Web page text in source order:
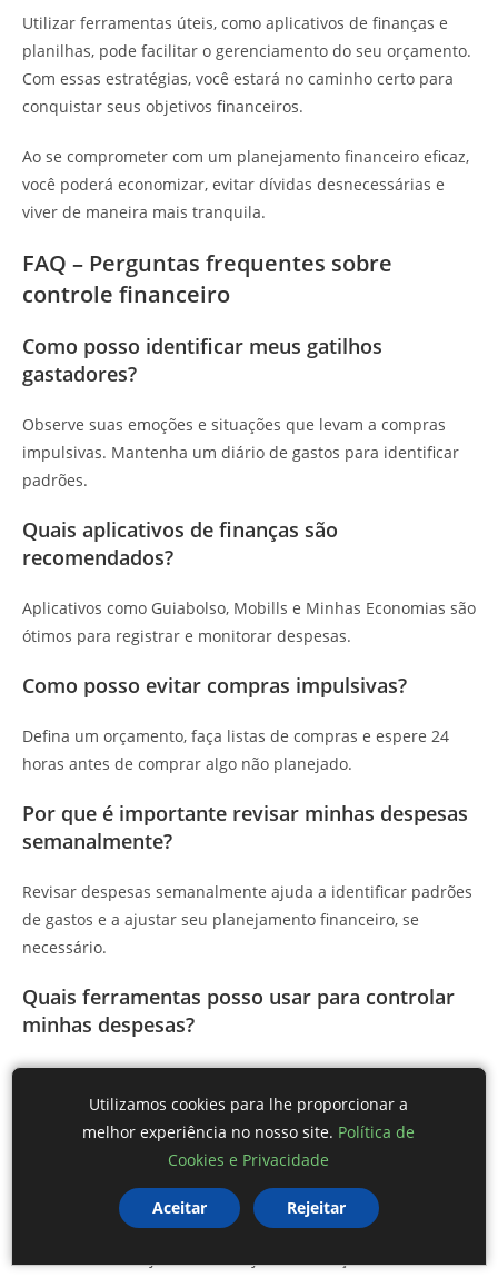
Utilizar ferramentas úteis, como aplicativos de finanças e
planilhas, pode facilitar o gerenciamento do seu orçamento.
Com essas estratégias, você estará no caminho certo para
conquistar seus objetivos financeiros.
Ao se comprometer com um planejamento financeiro eficaz,
você poderá economizar, evitar dívidas desnecessárias e
viver de maneira mais tranquila.
FAQ – Perguntas frequentes sobre
controle financeiro
Como posso identificar meus gatilhos
gastadores?
Observe suas emoções e situações que levam a compras
impulsivas. Mantenha um diário de gastos para identificar
padrões.
Quais aplicativos de finanças são
recomendados?
Aplicativos como Guiabolso, Mobills e Minhas Economias são
ótimos para registrar e monitorar despesas.
Como posso evitar compras impulsivas?
Defina um orçamento, faça listas de compras e espere 24
horas antes de comprar algo não planejado.
Por que é importante revisar minhas despesas
semanalmente?
Revisar despesas semanalmente ajuda a identificar padrões
de gastos e a ajustar seu planejamento financeiro, se
necessário.
Quais ferramentas posso usar para controlar
minhas despesas?
Você pode usar aplicativos de finanças, planilhas,
calculadoras de orçamento e sites de finanças pessoais.
Qual a importância de registrar despesas
Registrar despesas diárias fornece uma visão clara do seu
Utilizamos cookies para lhe proporcionar a
melhor experiência no nosso site. Política de
Cookies e Privacidade
Aceitar Rejeitar